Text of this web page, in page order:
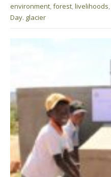
environment forest livelihoods
Day. glacier